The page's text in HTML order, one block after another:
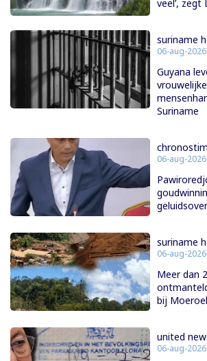
veel’, zegt
suriname
06-aug-
Guyana
Suriname
06-aug-
suriname
06-aug-
Meer dan
bij
united
06-aug-